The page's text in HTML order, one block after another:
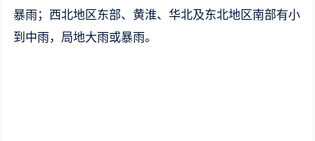
暴雨；西北地区东部、黄淮、华北及东北地区南部有小
到中雨，局地大雨或暴雨。